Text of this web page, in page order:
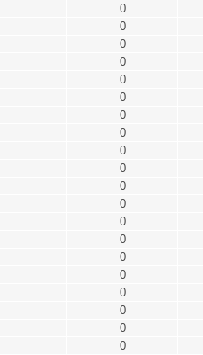
0
0
0
0
0
0
0
0
0
0
0
0
0
0
0
0
0
0
0
0